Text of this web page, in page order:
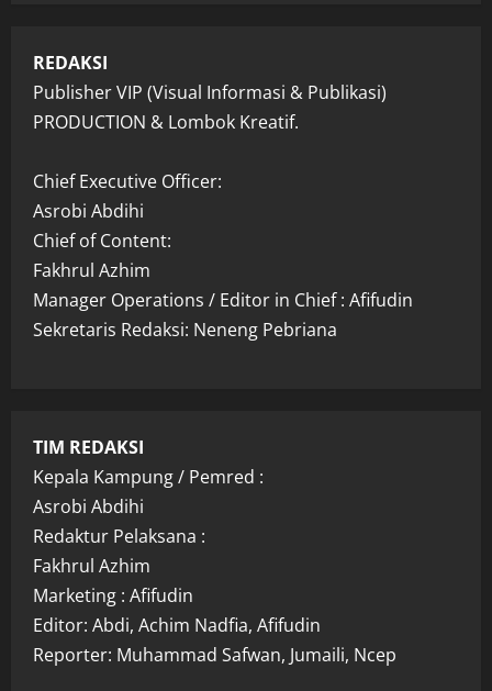
REDAKSI
Publisher VIP (Visual Informasi & Publikasi)
PRODUCTION & Lombok Kreatif.
Chief Executive Officer:
Asrobi Abdihi
Chief of Content:
Fakhrul Azhim
Manager Operations / Editor in Chief : Afifudin
Sekretaris Redaksi: Neneng Pebriana
TIM REDAKSI
Kepala Kampung / Pemred :
Asrobi Abdihi
Redaktur Pelaksana :
Fakhrul Azhim
Marketing : Afifudin
Editor: Abdi, Achim Nadfia, Afifudin
Reporter: Muhammad Safwan, Jumaili, Ncep